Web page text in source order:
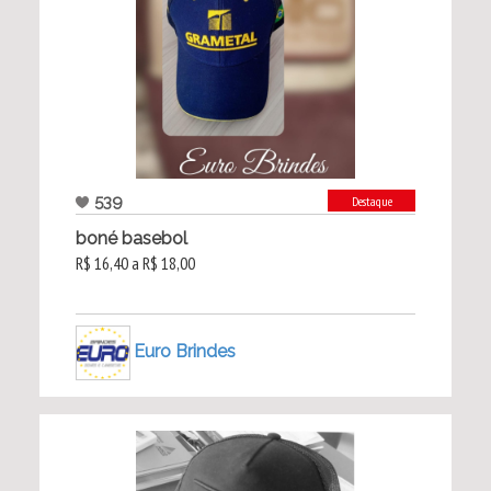
539 Destaque
boné basebol
R$ 16,40 a R$ 18,00
Euro Brindes